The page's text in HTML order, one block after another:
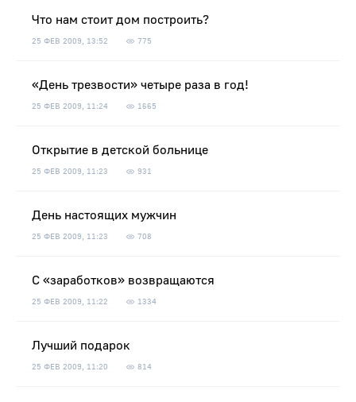
Что нам стоит дом построить?
25 ФЕВ 2009, 13:52 775
«День трезвости» четыре раза в год!
25 ФЕВ 2009, 11:24 1665
Открытие в детской больнице
25 ФЕВ 2009, 11:23 931
День настоящих мужчин
25 ФЕВ 2009, 11:23 708
С «заработков» возвращаются
25 ФЕВ 2009, 11:22 1334
Лучший подарок
25 ФЕВ 2009, 11:20 814